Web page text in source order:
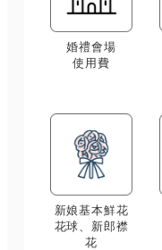
婚禮會場
使用費
新娘基本鮮花
花球、新郎襟
花